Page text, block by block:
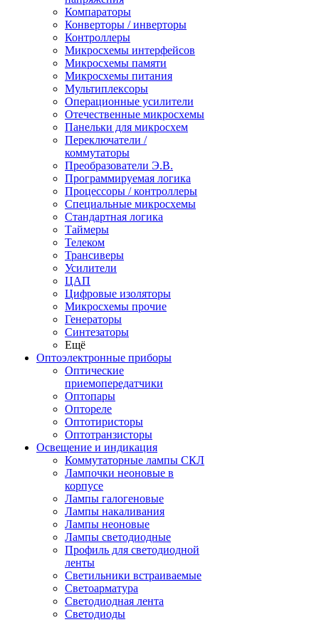
Компараторы
Конверторы / инверторы
Контроллеры
Микросхемы интерфейсов
Микросхемы памяти
Микросхемы питания
Мультиплексоры
Операционные усилители
Отечественные микросхемы
Панельки для микросхем
Переключатели /
коммутаторы
Преобразователи Э.В.
Программируемая логика
Процессоры / контроллеры
Специальные микросхемы
Стандартная логика
Таймеры
Телеком
Трансиверы
Усилители
ЦАП
Цифровые изоляторы
Микросхемы прочие
Генераторы
Синтезаторы
Ещё
Оптоэлектронные приборы
Оптические
приемопередатчики
Оптопары
Оптореле
Оптотиристоры
Оптотранзисторы
Освещение и индикация
Коммутаторные лампы СКЛ
Лампочки неоновые в
корпусе
Лампы галогеновые
Лампы накаливания
Лампы неоновые
Лампы светодиодные
Профиль для светодиодной
ленты
Светильники встраиваемые
Светоарматура
Светодиодная лента
Светодиоды